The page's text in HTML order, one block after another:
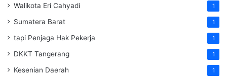
Walikota Eri Cahyadi 1
Sumatera Barat 1
tapi Penjaga Hak Pekerja 1
DKKT Tangerang 1
Kesenian Daerah 1